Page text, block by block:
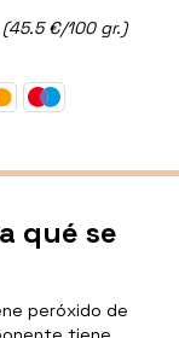
€/100 gr.)
qué se
peróxido de